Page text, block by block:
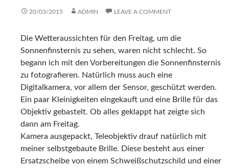
20/03/2015 ADMIN LEAVE A COMMENT
Die Wetteraussichten für den Freitag, um die
Sonnenfinsternis zu sehen, waren nicht schlecht. So
begann ich mit den Vorbereitungen die Sonnenfinsternis
zu fotografieren. Natürlich muss auch eine
Digitalkamera, vor allem der Sensor, geschützt werden.
Ein paar Kleinigkeiten eingekauft und eine Brille für das
Objektiv gebastelt. Ob alles geklappt hat zeigte sich
dann am Freitag.
Kamera ausgepackt, Teleobjektiv drauf natürlich mit
meiner selbstgebaute Brille. Diese besteht aus einer
Ersatzscheibe von einem Schweißschutzschild und einer